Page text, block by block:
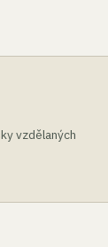
vzdělaných